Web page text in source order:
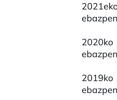
2020ko
2019ko